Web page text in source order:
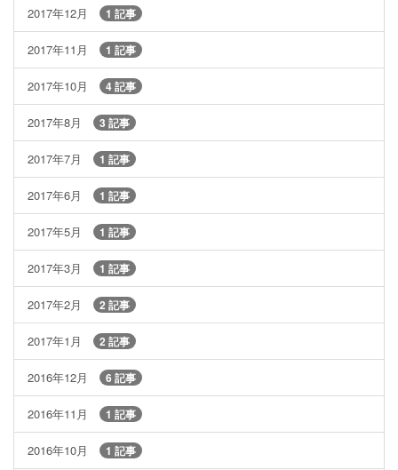
2017年12月 1 記事
2017年11月 1 記事
2017年10月 4 記事
2017年8月 3 記事
2017年7月 1 記事
2017年6月 1 記事
2017年5月 1 記事
2017年3月 1 記事
2017年2月 2 記事
2017年1月 2 記事
2016年12月 6 記事
2016年11月 1 記事
2016年10月 1 記事